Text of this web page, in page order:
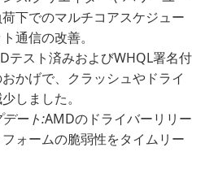
下でのマルチコアスケジュー
通信の改善。
テスト済みおよびWHQL署名付
かげで、クラッシュやドライ
しました。
ート:AMDのドライバーリリー
ォームの脆弱性をタイムリー